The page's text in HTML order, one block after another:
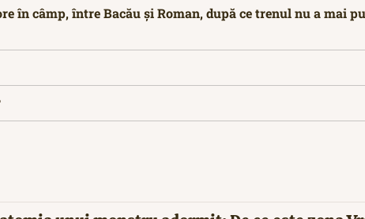
în câmp, între Bacău și Roman, după ce trenul nu a mai